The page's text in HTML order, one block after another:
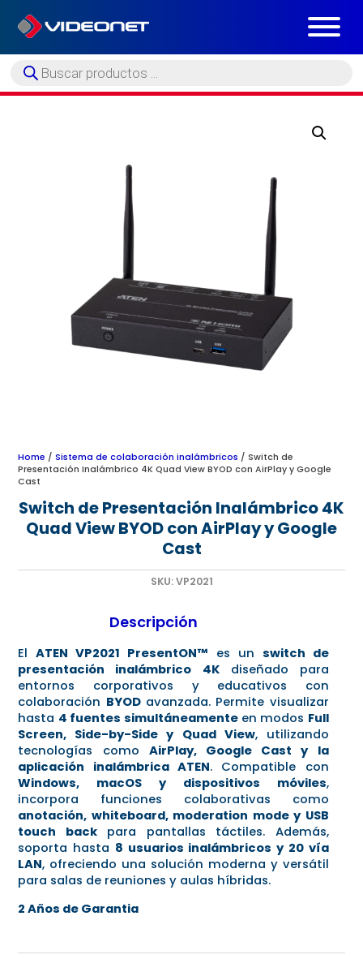
Búsqueda
de
Home /Sistema de colaboración inalámbricos / Switch de
Presentación Inalámbrico 4K Quad View BYOD con AirPlay y Google
Cast
Switch de Presentación Inalámbrico 4K
Quad View BYOD con AirPlay y Google
Cast
SKU:VP2021
Descripción
ElATEN VP2021 PresentON™ es un switch de
presentación inalámbrico 4Kdiseñado para
entornos corporativos y educativos con
colaboración BYODavanzada. Permite visualizar
hasta 4 fuentes simultáneamenteen modos Full
Screen, Side-by-Side y Quad View, utilizando
tecnologías como AirPlay, Google Cast y la
aplicación inalámbrica ATEN. Compatible con
Windows, macOS y dispositivos móviles,
incorpora funciones colaborativas como
anotación, whiteboard, moderation mode y USB
touch backpara pantallas táctiles. Además,
soporta hasta 8 usuarios inalámbricos y 20 vía
LAN, ofreciendo una solución moderna y versátil
para salas de reuniones y aulas híbridas.
2 Años de Garantia